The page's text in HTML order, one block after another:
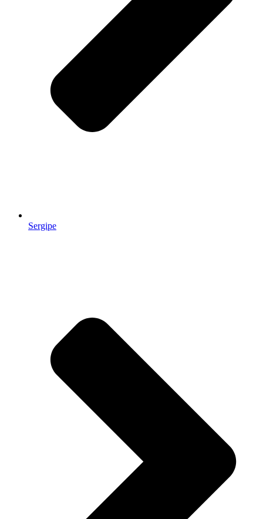
Sergipe